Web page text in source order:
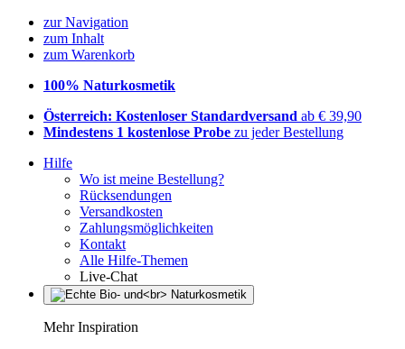
zur Navigation
zum Inhalt
zum Warenkorb
100% Naturkosmetik
Österreich: Kostenloser Standardversand ab € 39,90
Mindestens 1 kostenlose Probe zu jeder Bestellung
Hilfe
Wo ist meine Bestellung?
Rücksendungen
Versandkosten
Zahlungsmöglichkeiten
Kontakt
Alle Hilfe-Themen
Live-Chat
Mehr Inspiration